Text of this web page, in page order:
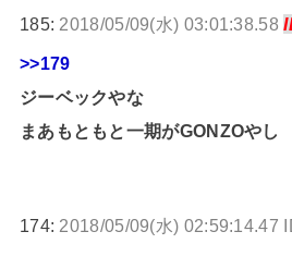
185: 2018/05/09(水) 03:01:38.58
>>179
ジーベックやな
まあもともと一期がGONZOやし
174: 2018/05/09(水) 02:59:14.47